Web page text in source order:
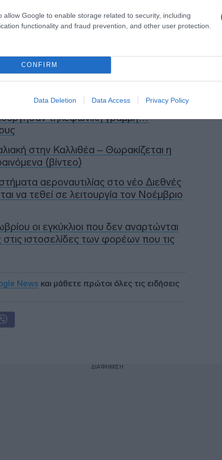
allow Google to enable storage related to security, including
functionality and fraud prevention, and other user protection.
CONFIRM
Data Deletion Data Access Privacy Policy
τηλεφωνική γραμμή…
στην Καλλιθέα – Θωρακίζεται η
(βίντεο)
αεροναυτιλίας στο νέο Διεθνές
να τεθεί σε λειτουργία τον Νοέμβριο
οι εγκύκλιοι που δεν αναρτώνται
ιστοσελίδες των φορέων που τις
News και μάθετε πρώτοι όλες τις ειδήσεις
ΔΙΑΦΗΜΙΣΗ